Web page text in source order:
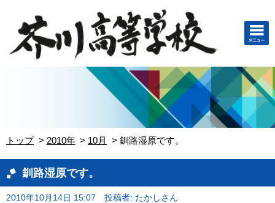
トップ 2010年 10月 釧路湿原です。
釧路湿原です。
2010年10月14日 15:07 投稿者: たかしさん